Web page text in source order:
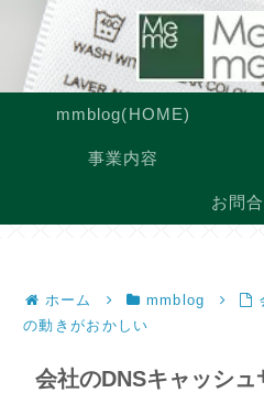
mmblog(HOME)
事業内容
お問
ホーム mmblog
の動きがおかしい
会社のDNSキャッシ